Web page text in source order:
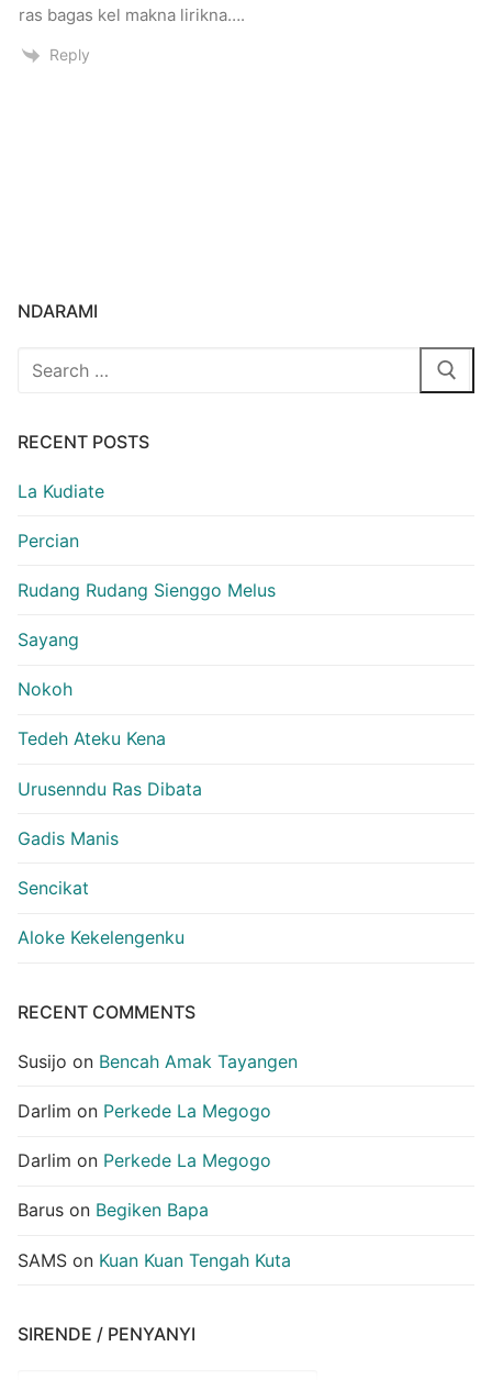
ras bagas kel makna lirikna….
Reply
NDARAMI
Search
RECENT POSTS
La Kudiate
Percian
Rudang Rudang Sienggo Melus
Sayang
Nokoh
Tedeh Ateku Kena
Urusenndu Ras Dibata
Gadis Manis
Sencikat
Aloke Kekelengenku
RECENT COMMENTS
Susijo on Bencah Amak Tayangen
Darlim on Perkede La Megogo
Darlim on Perkede La Megogo
Barus on Begiken Bapa
SAMS on Kuan Kuan Tengah Kuta
SIRENDE / PENYANYI